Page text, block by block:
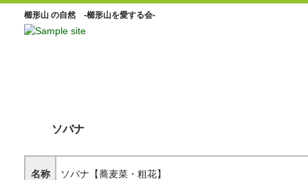
櫛形山 の自然 -櫛形山を愛する会-
ソバナ
名称 ソバナ【蕎麦菜・粗花】